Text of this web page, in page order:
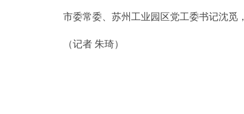
市委常委、苏州工业园区党工委书记沈觅，
（记者 朱琦）